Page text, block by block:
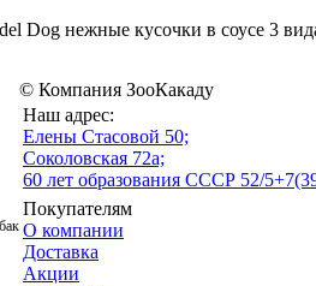
Dog нежные кусочки в соусе 3
© Компания ЗооКакаду
Наш адрес:
Eлены Стасовой 50;
Соколовская 72а;
60 лет образования СССР 52/5
Покупателям
О компании
Доставка
Акции